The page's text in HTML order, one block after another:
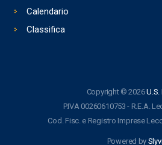
Calendario
Classifica
Copyright © 2026U.S.
P.IVA 00260610753 - R.E.A.
Cod. Fisc. e Registro Imprese
Powered by